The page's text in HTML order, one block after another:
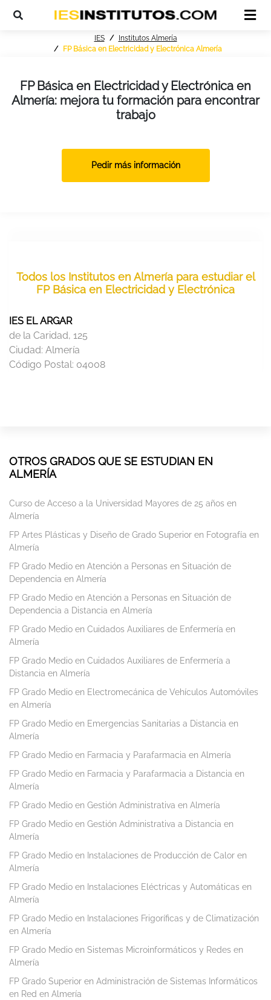
IES
Institutos Almería
FP Básica en Electricidad y Electrónica Almería
FP Básica en Electricidad y Electrónica en
Almería: mejora tu formación para encontrar
trabajo
Pedir más información
Todos los Institutos en Almería para estudiar el
FP Básica en Electricidad y Electrónica
IES EL ARGAR
de la Caridad, 125
Ciudad: Almería
Código Postal: 04008
OTROS GRADOS QUE SE ESTUDIAN EN
ALMERÍA
Curso de Acceso a la Universidad Mayores de 25 años en
Almería
FP Artes Plásticas y Diseño de Grado Superior en Fotografía en
Almería
FP Grado Medio en Atención a Personas en Situación de
Dependencia en Almería
FP Grado Medio en Atención a Personas en Situación de
Dependencia a Distancia en Almería
FP Grado Medio en Cuidados Auxiliares de Enfermería en
Almería
FP Grado Medio en Cuidados Auxiliares de Enfermería a
Distancia en Almería
FP Grado Medio en Electromecánica de Vehículos Automóviles
en Almería
FP Grado Medio en Emergencias Sanitarias a Distancia en
Almería
FP Grado Medio en Farmacia y Parafarmacia en Almería
FP Grado Medio en Farmacia y Parafarmacia a Distancia en
Almería
FP Grado Medio en Gestión Administrativa en Almería
FP Grado Medio en Gestión Administrativa a Distancia en
Almería
FP Grado Medio en Instalaciones de Producción de Calor en
Almería
FP Grado Medio en Instalaciones Eléctricas y Automáticas en
Almería
FP Grado Medio en Instalaciones Frigoríficas y de Climatización
en Almería
FP Grado Medio en Sistemas Microinformáticos y Redes en
Almería
FP Grado Superior en Administración de Sistemas Informáticos
en Red en Almería